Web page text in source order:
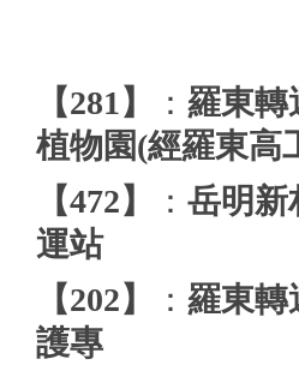
【281】 ： 羅東
植物園(經羅東高
【472】
： 岳明
運站
【202】
： 羅東
護專